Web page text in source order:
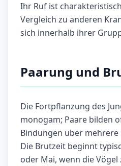
Ihr Ruf ist
Vergleich zu anderen
sich innerhalb ihrer
Paarung und
Die Fortpflanzung des
monogam; Paare bilden
Bindungen über
Die Brutzeit beginnt
oder Mai, wenn die